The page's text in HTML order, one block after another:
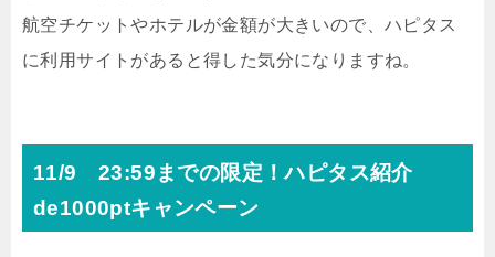
航空チケットやホテルが金額が大きいので、ハピタス
に利用サイトがあると得した気分になりますね。
11/9 23:59までの限定！ハピタス紹介
de1000ptキャンペーン